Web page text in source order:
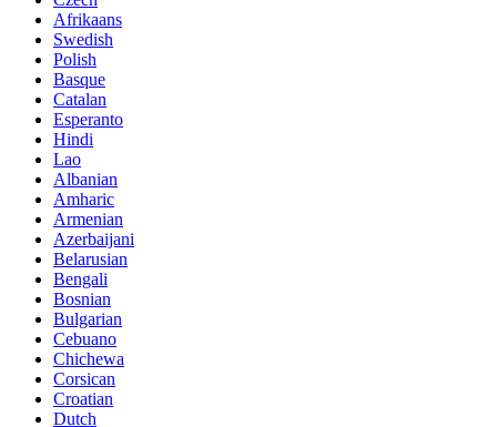
Afrikaans
Swedish
Polish
Basque
Catalan
Esperanto
Hindi
Lao
Albanian
Amharic
Armenian
Azerbaijani
Belarusian
Bengali
Bosnian
Bulgarian
Cebuano
Chichewa
Corsican
Croatian
Dutch